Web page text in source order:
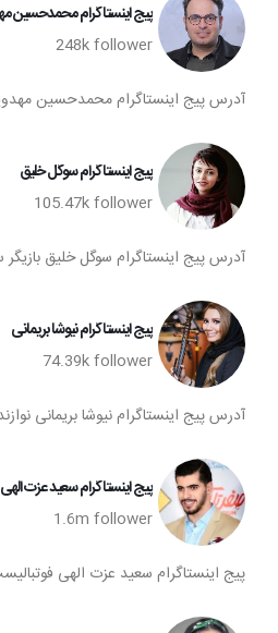
248kfollower
پیج اینستاگرام سوگل خليق
105.47kfollower
پیج اینستاگرام نیوشا بریمانی
74.39kfollower
پیج اینستاگرام سعید عزت الهی
1.6m follower